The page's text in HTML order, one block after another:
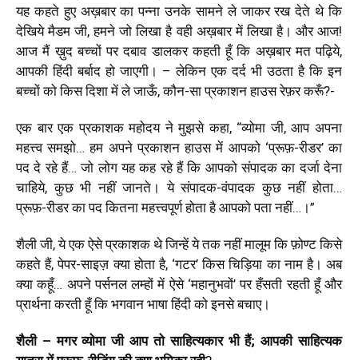
यह कहते हुए अख़बार का पन्ना उनके सामने ले जाकर रख देते थे कि
देखिये मैडम जी, हमने जो लिखा है वही अख़बार में लिखा है। और आज!
आज मैं ख़ुद बच्चों पर दबाव डालकर कहती हूँ कि अख़बार मत पढ़िये,
आपकी हिंदी बर्बाद हो जाएगी। – लेकिन एक दर्द भी उठता है कि इन
बच्चों को किस दिशा में ले जाऊँ, कौन-सा प्रकाशन हाउस रेफ़र करूँ?-
एक बार एक प्रकाशक महोदय ने मुझसे कहा, “व्योमा जी, आप अपना
महत्त्व समझो… हम अपने प्रकाशन हाउस में आपको ‘प्रूफ़-रीडर’ का
पद दे रहे हैं… जो लोग यह कह रहे हैं कि आपको संपादक का दर्जा देना
चाहिये, कुछ भी नहीं जानते। ये संपादक-वंपादक कुछ नहीं होता…
प्रूफ़-रीडर का पद कितना महत्त्वपूर्ण होता है आपको पता नहीं…।”
शैली जी, ये एक ऐसे प्रकाशक थे जिन्हें ये तक नहीं मालूम कि फ़ोण्ट किसे
कहते हैं, पेपर-साइज़ क्या होता है, ‘गटर’ किस चिड़िया का नाम है। अब
क्या कहूँ… अपने पर्सनल लम्हों में ऐसे ‘महानुभवों’ पर हँसती रहती हूँ और
प्रार्थना करती हूँ कि भगवान भाषा हिंदी को इनसे बचाए।
शैली – मगर व्योमा जी आप तो साहित्यकार भी हैं; आपकी साहित्यक